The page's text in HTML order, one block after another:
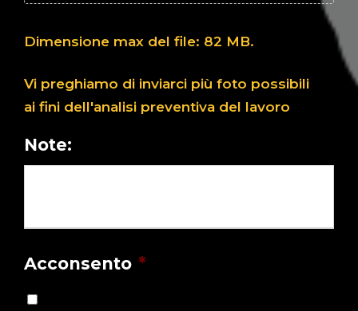
Dimensione max del file: 82 MB.
Vi preghiamo di inviarci più foto possibili
ai fini dell'analisi preventiva del lavoro
Note:
Acconsento *